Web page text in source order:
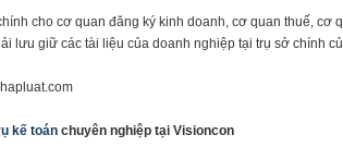
cho cơ quan đăng ký kinh doanh, cơ quan thuế,
lưu giữ các tài liệu của doanh nghiệp tại trụ sở chính
kế toán chuyên nghiệp tại Visioncon